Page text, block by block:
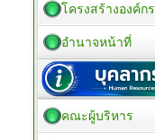
โครงสร้างองค์กร
อำนาจหน้าที่
คณะผู้บริหาร